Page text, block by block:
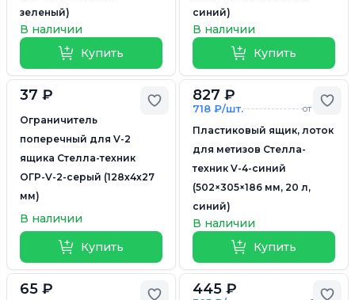
зеленый)
В наличии
Купить
синий)
В наличии
Купить
Добавить в избранное
37 ₽
Ограничитель
поперечный для V-2
ящика Стелла-техник
ОГР-V-2-серый (128х4х27
мм)
В наличии
Купить
827 ₽
718 ₽/шт. от 5 шт.
Пластиковый ящик, лоток
для метизов Стелла-
техник V-4-синий
(502×305×186 мм, 20 л,
синий)
В наличии
Купить
Добавить в избранное
65 ₽ 445 ₽